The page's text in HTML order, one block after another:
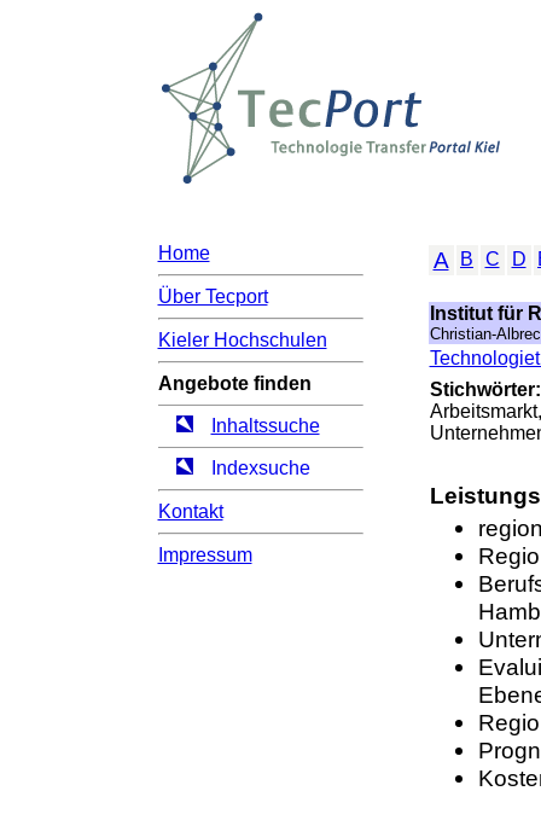
Home
Über Tecport
Kieler Hochschulen
Angebote finden
Inhaltssuche
Indexsuche
Kontakt
Impressum
A B C D
Institut für
Christian-
Stichwörter: